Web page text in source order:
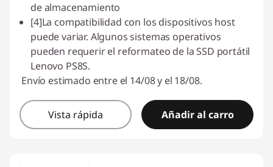
de almacenamiento
[4]La compatibilidad con los dispositivos host
puede variar. Algunos sistemas operativos
pueden requerir el reformateo de la SSD portátil
Lenovo PS8S.
Envío estimado entre el 14/08 y el 18/08.
Vista rápida Añadir al carro